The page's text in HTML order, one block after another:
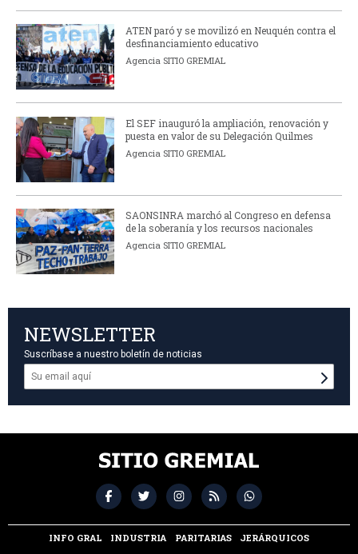
ATEN paró y se movilizó en Neuquén contra el
desfinanciamiento educativo
Agencia SITIO GREMIAL
El SEF inauguró la ampliación, renovación y
puesta en valor de su Delegación Quilmes
Agencia SITIO GREMIAL
SAONSINRA marchó al Congreso en defensa
de la soberanía y los recursos nacionales
Agencia SITIO GREMIAL
NEWSLETTER
Suscríbase a nuestro boletín de noticias
INFO GRAL INDUSTRIA PARITARIAS
JERÁRQUICOS